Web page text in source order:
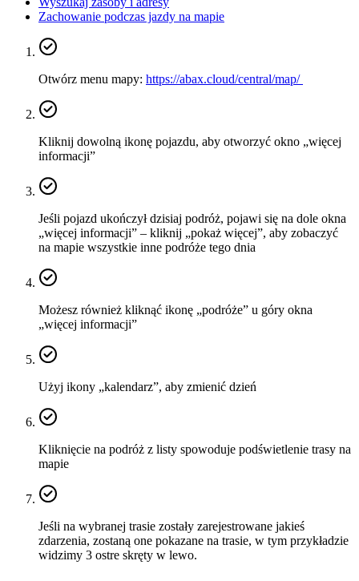
Zachowanie podczas jazdy na mapie
Otwórz menu mapy: https://abax.cloud/central/map/
Kliknij dowolną ikonę pojazdu, aby otworzyć okno „więcej
informacji”
Jeśli pojazd ukończył dzisiaj podróż, pojawi się na dole okna
„więcej informacji” – kliknij „pokaż więcej”, aby zobaczyć
na mapie wszystkie inne podróże tego dnia
Możesz również kliknąć ikonę „podróże” u góry okna
„więcej informacji”
Użyj ikony „kalendarz”, aby zmienić dzień
Kliknięcie na podróż z listy spowoduje podświetlenie trasy na
mapie
Jeśli na wybranej trasie zostały zarejestrowane jakieś
zdarzenia, zostaną one pokazane na trasie, w tym przykładzie
widzimy 3 ostre skręty w lewo.